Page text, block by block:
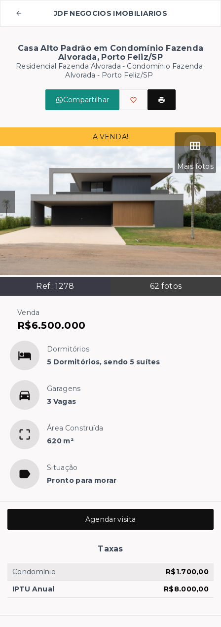
JDF NEGOCIOS IMOBILIARIOS
Casa Alto Padrão em Condomínio Fazenda
Alvorada, Porto Feliz/SP
Residencial Fazenda Alvorada - Condomínio Fazenda
Alvorada - Porto Feliz/SP
Compartilhar
Mais fotos
Ref.:1278 62 fotos
A VENDA!
Venda
R$6.500.000
Dormitórios
5 Dormitórios, sendo 5 suítes
Garagens
3 Vagas
Área Construída
620 m²
Situação
Pronto para morar
Agendar visita
Taxas
Condomínio
R$1.700,00
IPTU Anual
R$8.000,00